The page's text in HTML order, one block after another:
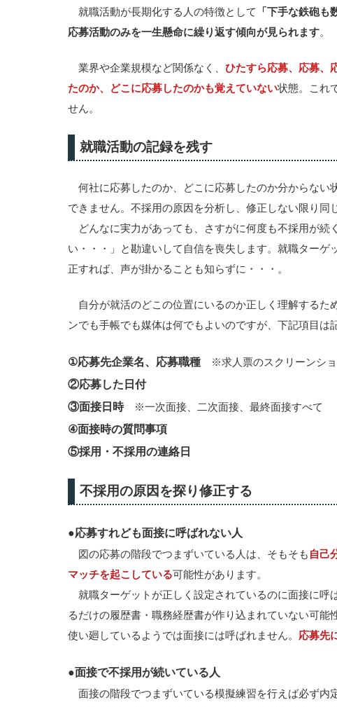
就職活動が長期化する人の特徴として
「下手な鉄砲
応募活動のみを一生懸命に繰り返す傾向が見られます。
業界や企業規模など関係なく、 ひたすら応募、応募、
たのか、どこに応募したのかも覚えていない状態。これ
せん。
就職活動の記録を残す
何社に応募したのか、どこに応募したのか分からない
できません。不採用の原因を分析し、修正しない限り同
どんなに実力があっても、さすがに何度も不採用が続
い・・・」と勘違いして自信を喪失します。就職ターゲ
正すれば、声が掛かることも知らずに・・・。
自分が就活のどこの位置にいるのか正しく理解するた
ンでも手帳でも媒体は何でもよいのですが、下記項目は
①応募先企業名、応募職種 ※求人票のスクリーンショ
②応募した日付
③面接日時※一次面接、二次面接、最終面接すべて
④面接時の質問事項
⑤採用・不採用の連絡日
不採用の原因を探り修正する
●応募すれども面接に呼ばれない人
図の応募の階段でつまずいている人は、そもそも 自己
マッチを起こしている可能性があります。
就職ターゲットが正しく設定されているのに面接に呼
るだけの履歴書・職務経歴書が作り込まれていない可能
使い廻しているようでは面接には呼ばれません。 応募先
●面接で不採用が続いている人
面接の階段でつまずいている模擬練習を行えば必ず内